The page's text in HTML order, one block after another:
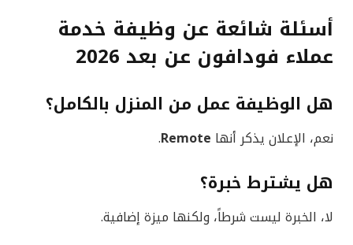
أسئلة شائعة عن وظيفة خدمة
عملاء فودافون عن بعد 2026
هل الوظيفة عمل من المنزل بالكامل؟
نعم، الإعلان يذكر أنها Remote
.
هل يشترط خبرة؟
لا، الخبرة ليست شرطاً، ولكنها ميزة إضافية.